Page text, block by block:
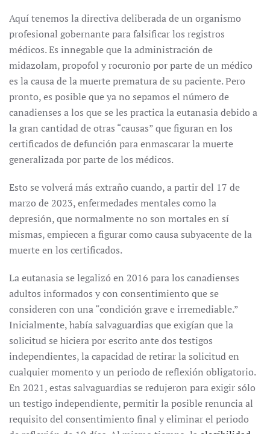
Aquí tenemos la directiva deliberada de un organismo
profesional gobernante para falsificar los registros
médicos. Es innegable que la administración de
midazolam, propofol y rocuronio por parte de un médico
es la causa de la muerte prematura de su paciente. Pero
pronto, es posible que ya no sepamos el número de
canadienses a los que se les practica la eutanasia debido a
la gran cantidad de otras “causas” que figuran en los
certificados de defunción para enmascarar la muerte
generalizada por parte de los médicos.
Esto se volverá más extraño cuando, a partir del 17 de
marzo de 2023, enfermedades mentales como la
depresión, que normalmente no son mortales en sí
mismas, empiecen a figurar como causa subyacente de la
muerte en los certificados.
La eutanasia se legalizó en 2016 para los canadienses
adultos informados y con consentimiento que se
consideren con una “condición grave e irremediable.”
Inicialmente, había salvaguardias que exigían que la
solicitud se hiciera por escrito ante dos testigos
independientes, la capacidad de retirar la solicitud en
cualquier momento y un periodo de reflexión obligatorio.
En 2021, estas salvaguardias se redujeron para exigir sólo
un testigo independiente, permitir la posible renuncia al
requisito del consentimiento final y eliminar el periodo